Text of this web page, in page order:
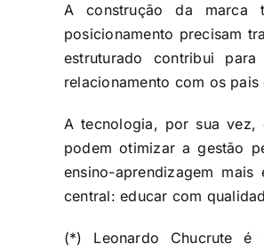
A construção da marca
posicionamento precisam
estruturado contribui
relacionamento com os
A tecnologia, por sua vez,
podem otimizar a gestão
ensino-aprendizagem
central: educar com
(*) Leonardo Chucrute é